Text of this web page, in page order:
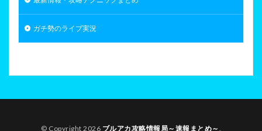
ガチ勢のライブ実況
© Copyright 2026 ブルアカ攻略情報局～速報まとめ～